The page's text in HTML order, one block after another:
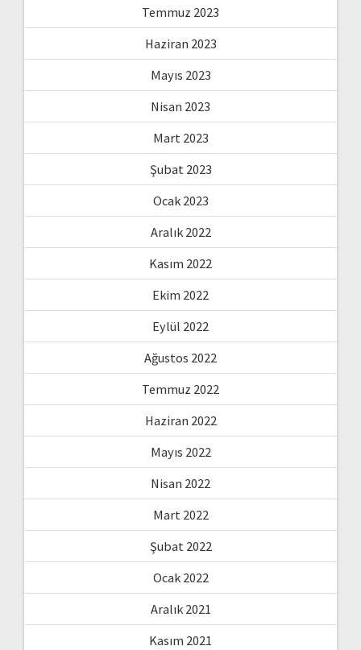
Temmuz 2023
Haziran 2023
Mayıs 2023
Nisan 2023
Mart 2023
Şubat 2023
Ocak 2023
Aralık 2022
Kasım 2022
Ekim 2022
Eylül 2022
Ağustos 2022
Temmuz 2022
Haziran 2022
Mayıs 2022
Nisan 2022
Mart 2022
Şubat 2022
Ocak 2022
Aralık 2021
Kasım 2021